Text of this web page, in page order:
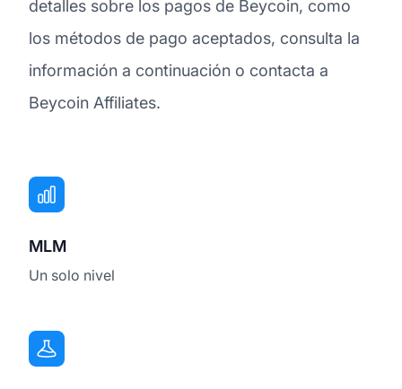
detalles sobre los pagos de Beycoin, como
los métodos de pago aceptados, consulta la
información a continuación o contacta a
Beycoin Affiliates.
MLM
Un solo nivel